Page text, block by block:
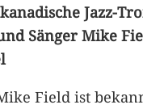
Jazz-
Sänger Mike
Field ist